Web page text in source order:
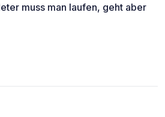
muss man laufen, geht aber